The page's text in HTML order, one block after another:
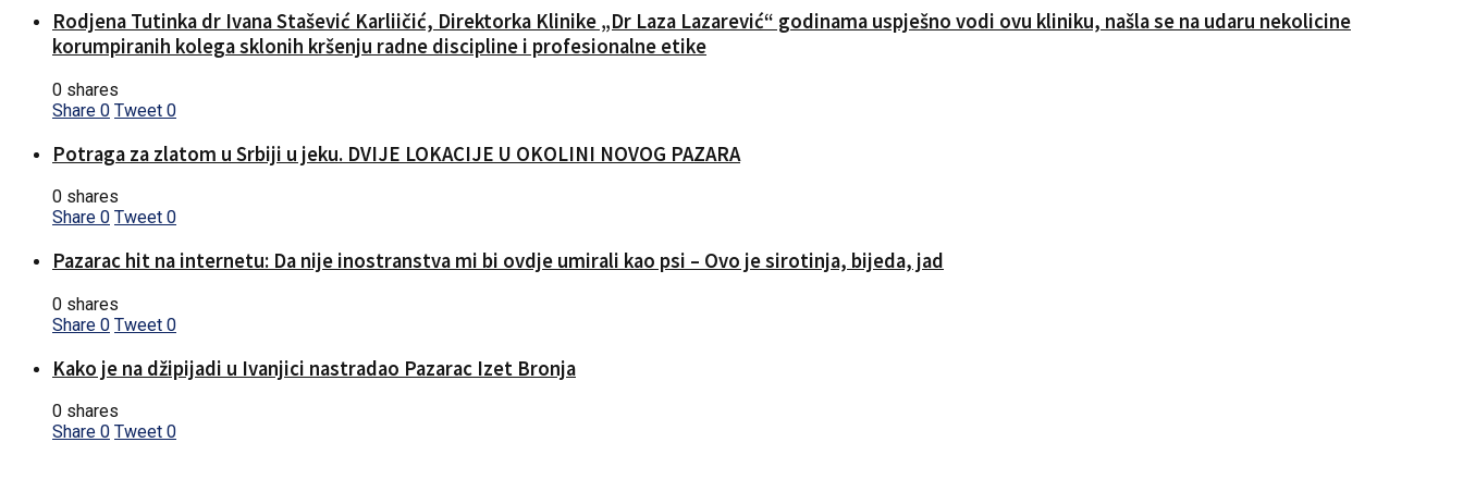
Rodjena Tutinka dr Ivana Stašević Karliičić, Direktorka Klinike „Dr Laza Lazarević“ godinama uspješno vodi ovu kliniku, našla se na udaru nekolicine
korumpiranih kolega sklonih kršenju radne discipline i profesionalne etike
0 shares
Share 0 Tweet 0
Potraga za zlatom u Srbiji u jeku. DVIJE LOKACIJE U OKOLINI NOVOG PAZARA
0 shares
Share 0 Tweet 0
Pazarac hit na internetu: Da nije inostranstva mi bi ovdje umirali kao psi – Ovo je sirotinja, bijeda, jad
0 shares
Share 0 Tweet 0
Kako je na džipijadi u Ivanjici nastradao Pazarac Izet Bronja
0 shares
Share 0 Tweet 0